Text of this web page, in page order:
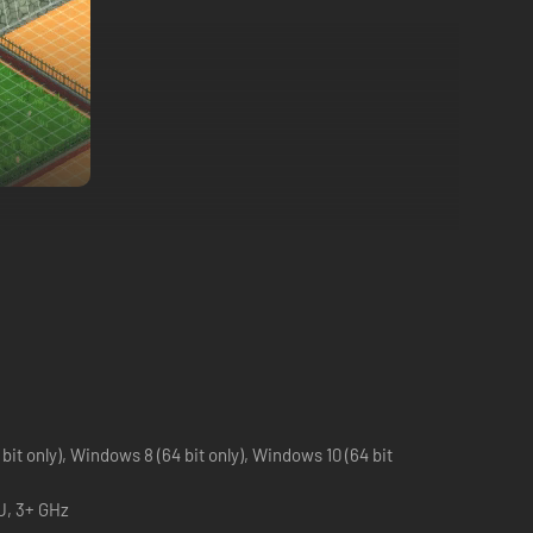
revolucionárias, novas atrações e um vínculo especial
bit only), Windows 8 (64 bit only), Windows 10 (64 bit
3+ GHz